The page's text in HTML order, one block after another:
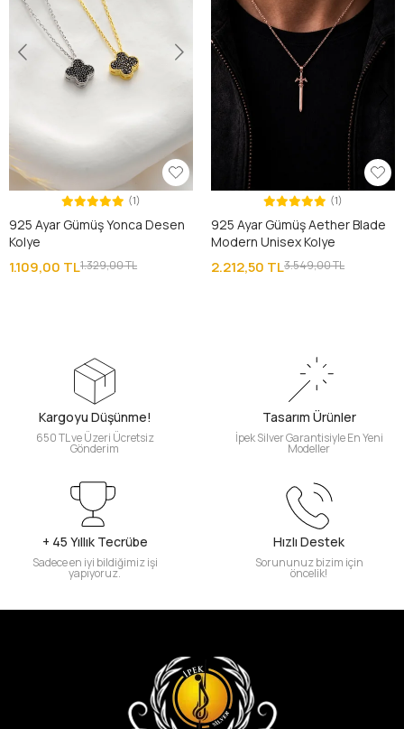
(1)
925 Ayar Gümüş Yonca Desen
Kolye
1.109,00 TL1.329,00 TL
(1)
925 Ayar Gümüş Aether Blade
Modern Unisex Kolye
2.212,50 TL3.549,00 TL
Kargoyu Düşünme!
650 TL ve Üzeri Ücretsiz
Gönderim
Tasarım Ürünler
İpek Silver Garantisiyle En Yeni
Modeller
+ 45 Yıllık Tecrübe
Sadece en iyi bildiğimiz işi
yapıyoruz.
Hızlı Destek
Sorununuz bizim için
öncelik!